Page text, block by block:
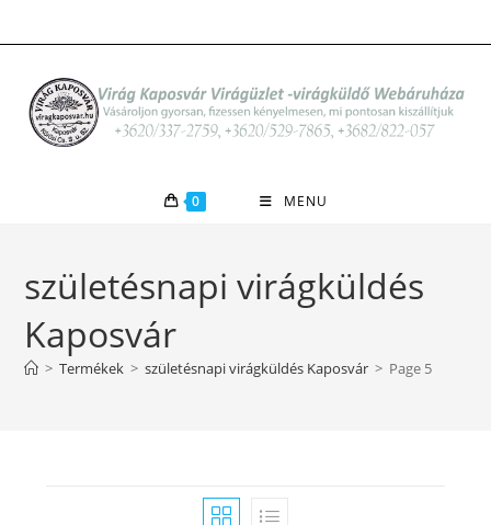
to
0 MENU
születésnapi virágküldés
Kaposvár
> Termékek > születésnapi virágküldés Kaposvár > Page 5